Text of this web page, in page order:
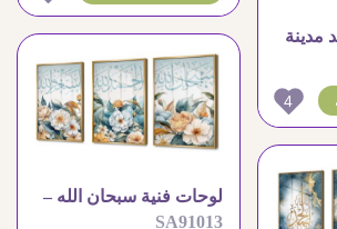
مدينة
4
لوحات فنية سبحان الله –
الحمد لله – استغفر الله
SA91013